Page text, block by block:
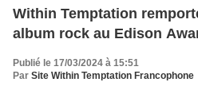
Within Temptation
album rock au Edison
Publié le 17/03/2024 à 15:51
Par Site Within Temptation Francophone